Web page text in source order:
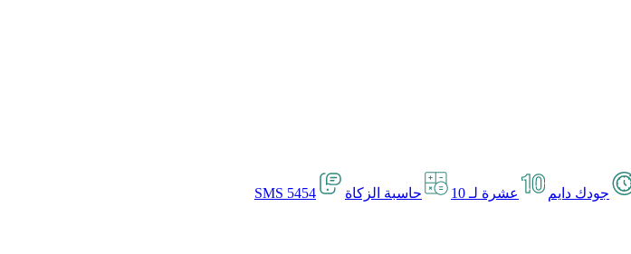
جودك دايم عشرة لـ 10 حاسبة الزكاة SMS 5454